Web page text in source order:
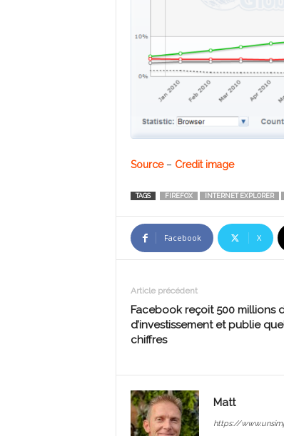
Source– Credit image
TAGS FIREFOX INTERNET EXPLORER
Facebook X
Article précédent
Facebook reçoit 500 millions
d’investissement et publie
chiffres
Matt
https://